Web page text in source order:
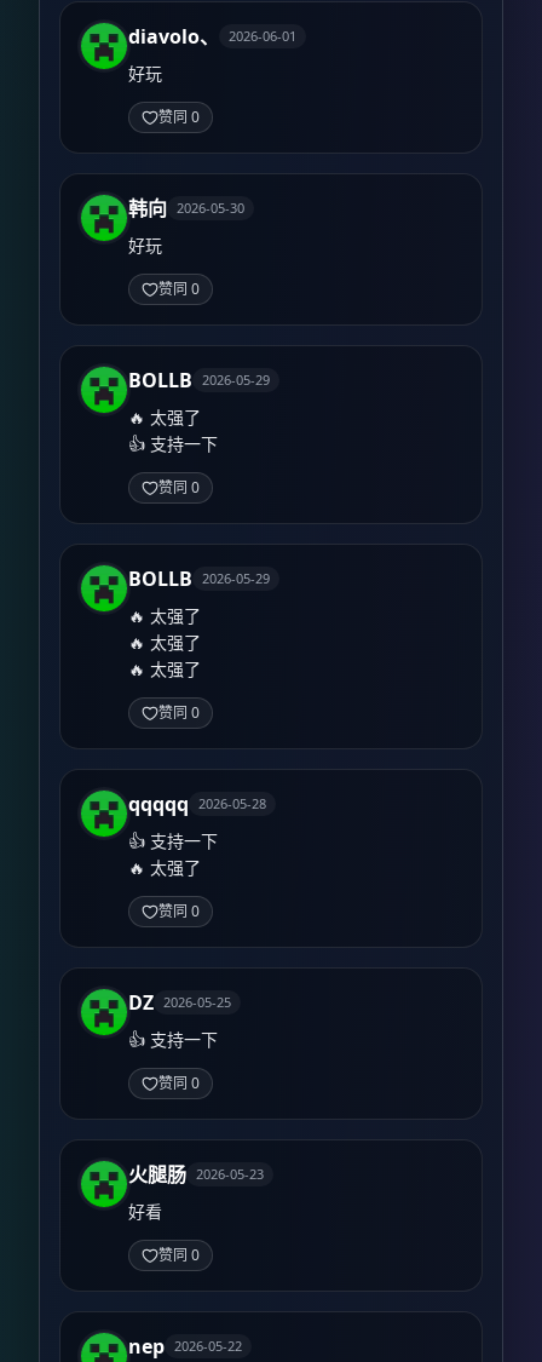
diavolo、 2026-06-01
好玩
赞同 0
韩向 2026-05-30
好玩
赞同 0
BOLLB 2026-05-29
🔥 太强了
👍 支持一下
赞同 0
BOLLB 2026-05-29
🔥 太强了
🔥 太强了
🔥 太强了
赞同 0
qqqqq 2026-05-28
👍 支持一下
🔥 太强了
赞同 0
DZ 2026-05-25
👍 支持一下
赞同 0
火腿肠 2026-05-23
好看
赞同 0
nep 2026-05-22